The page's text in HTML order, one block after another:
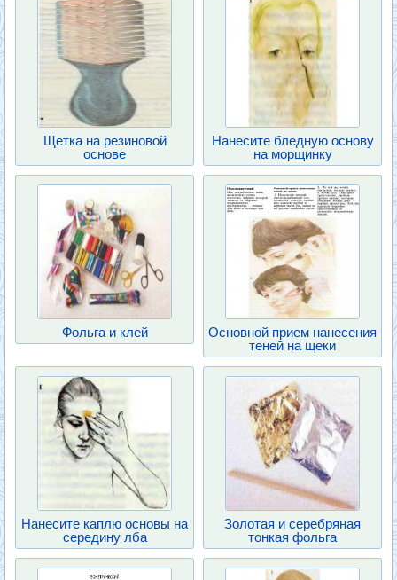
Щетка на резиновой
основе
Нанесите бледную основу
на морщинку
Фольга и клей
Основной прием нанесения
теней на щеки
Нанесите каплю основы на
середину лба
Золотая и серебряная
тонкая фольга